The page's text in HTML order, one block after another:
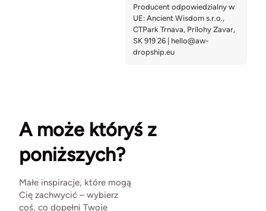
A może któryś z
poniższych?
Małe inspiracje, które mogą
Cię zachwycić – wybierz
coś, co dopełni Twoje